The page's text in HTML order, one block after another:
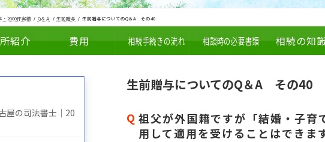
・2000件実績 Q＆Ａ 生前贈与 生前贈与についてのQ＆A その40
紹介 費用 相続手続きの流れ 相談時の必要書類 相続の知
生前贈与についてのQ＆A その40
祖父が外国籍ですが「結婚・子育
用して適用を受けることはできま
屋の司法書士｜20